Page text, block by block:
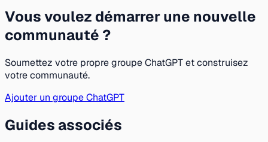
Vous voulez démarrer une nouvelle
communauté ?
Soumettez votre propre groupe ChatGPT et construisez
votre communauté.
Ajouter un groupe ChatGPT
Guides associés